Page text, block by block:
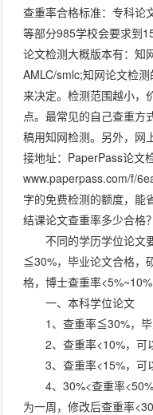
查重率合格标准：专科
等部分985学校会要求到
论文检测大概版本有：知
AMLC/smlc;知网论文检
来决定。检测范围越小，
点。最常见的自己查重方
稿用知网检测。另外，网
接地址：PaperPass论文
www.paperpass.com/f/
字的免费检测的额度，能
结课论文查重率多少合格？
不同的学历学位论文
≦30%，毕业论文合格，
格，博士查重率<5%~10%
一、本科学位论文
1、查重率≦30%，
2、查重率<10%，可
3、查重率<15%，可
4、30%<查重率
为一周，修改后查重率